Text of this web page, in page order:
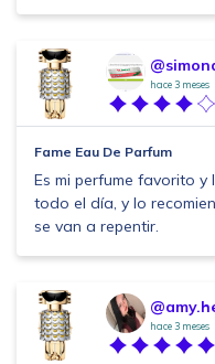
hace 3 meses
Fame Eau De Parfum
Es mi perfume favorito
todo el día, y lo
se van a repentir.
hace 3 meses